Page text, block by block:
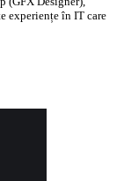
experiențe în IT care